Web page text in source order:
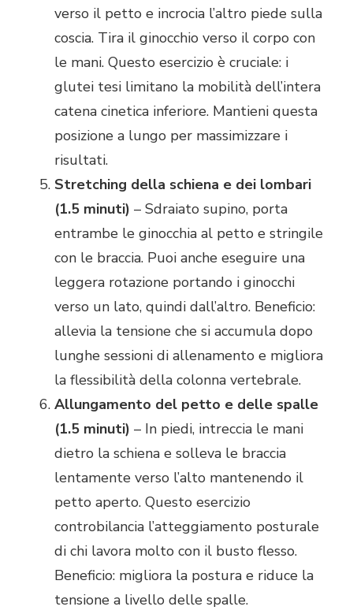
verso il petto e incrocia l’altro piede sulla
coscia. Tira il ginocchio verso il corpo con
le mani. Questo esercizio è cruciale: i
glutei tesi limitano la mobilità dell’intera
catena cinetica inferiore. Mantieni questa
posizione a lungo per massimizzare i
risultati.
Stretching della schiena e dei lombari
(1.5 minuti) – Sdraiato supino, porta
entrambe le ginocchia al petto e stringile
con le braccia. Puoi anche eseguire una
leggera rotazione portando i ginocchi
verso un lato, quindi dall’altro. Beneficio:
allevia la tensione che si accumula dopo
lunghe sessioni di allenamento e migliora
la flessibilità della colonna vertebrale.
Allungamento del petto e delle spalle
(1.5 minuti) – In piedi, intreccia le mani
dietro la schiena e solleva le braccia
lentamente verso l’alto mantenendo il
petto aperto. Questo esercizio
controbilancia l’atteggiamento posturale
di chi lavora molto con il busto flesso.
Beneficio: migliora la postura e riduce la
tensione a livello delle spalle.